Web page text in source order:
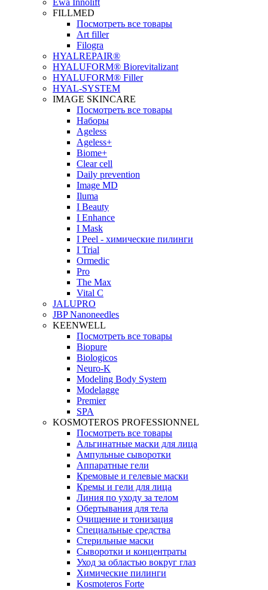
Ewa Innolift
FILLMED
Посмотреть все товары
Art filler
Filogra
НYALREPAIR®
HYALUFORM® Biorevitalizant
HYALUFORM® Filler
HYAL-SYSTEM
IMAGE SKINCARE
Посмотреть все товары
Наборы
Ageless
Ageless+
Biome+
Clear cell
Daily prevention
Image MD
Iluma
I Beauty
I Enhance
I Mask
I Peel - химические пилинги
I Trial
Ormedic
Pro
The Max
Vital C
JALUPRO
JBP Nanoneedles
KEENWELL
Посмотреть все товары
Biopure
Biologicos
Neuro‑K
Modeling Body System
Modelagge
Premier
SPA
KOSMOTEROS PROFESSIONNEL
Посмотреть все товары
Альгинатные маски для лица
Ампульные сыворотки
Аппаратные гели
Кремовые и гелевые маски
Кремы и гели для лица
Линия по уходу за телом
Обертывания для тела
Очищение и тонизация
Специальные средства
Стерильные маски
Сыворотки и концентраты
Уход за областью вокруг глаз
Химические пилинги
Kosmoteros Forte